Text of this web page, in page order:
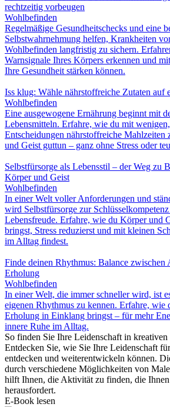
rechtzeitig vorbeugen
Wohlbefinden
Regelmäßige Gesundheitschecks und eine
Selbstwahrnehmung helfen, Krankheiten
Wohlbefinden langfristig zu sichern.
Warnsignale Ihres Körpers erkennen und
Ihre Gesundheit stärken können.
Iss klug: Wähle nährstoffreiche Zutaten auf
Wohlbefinden
Eine ausgewogene Ernährung beginnt mit
Lebensmitteln. Erfahre, wie du mit
Entscheidungen nährstoffreiche Mahlzeiten
und Geist guttun – ganz ohne Stress oder
Selbstfürsorge als Lebensstil – der Weg zu
Körper und Geist
Wohlbefinden
In einer Welt voller Anforderungen und
wird Selbstfürsorge zur
Lebensfreude. Erfahre, wie du Körper und
bringst, Stress reduzierst und mit kleinen
im Alltag findest.
Finde deinen Rhythmus: Balance zwischen
Erholung
Wohlbefinden
In einer Welt, die immer schneller wird, ist
eigenen Rhythmus zu kennen. Erfahre, wie
Erholung in Einklang bringst – für mehr
innere Ruhe im Alltag.
So finden Sie Ihre Leidenschaft in
Entdecken Sie, wie Sie Ihre Leidenschaft
entdecken und weiterentwickeln können.
durch verschiedene Möglichkeiten von
hilft Ihnen, die Aktivität zu finden, die
herausfordert.
E-Book lesen